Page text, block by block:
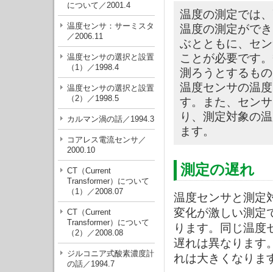
について／2001.4
温度センサ：サーミスタ
／2006.11
温度センサの選択と設置
（1）／1998.4
温度センサの選択と設置
（2）／1998.5
カルマン渦の話／1994.3
コアレス電流センサ／
2000.10
CT（Current
Transformer）について
（1）／2008.07
CT（Current
Transformer）について
（2）／2008.08
ジルコニア式酸素濃度計
の話／1994.7
温度の測定では
温度の測定がで
ぶとともに、セ
ことが必要です
測ろうとするも
温度センサの温
す。また、セン
り、測定対象の
ます。
測定の遅れ
温度センサと測定
変化が激しい測定
ります。同じ温度
遅れは異なります
れは大きくなりま